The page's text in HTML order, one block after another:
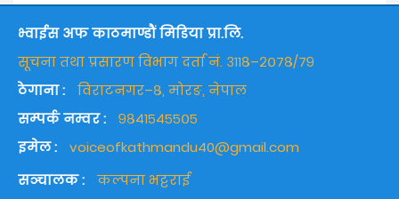
भ्वाईस अफ काठमाण्डौं मिडिया प्रा.लि.
सूचना तथा प्रसारण विभाग दर्ता नं. ३११८–२०७८/७९
ठेगाना :
विराटनगर–८, मोरङ, नेपाल
सम्पर्क नम्वर :
९८४१५४५५०५
इमेल :
voiceofkathmandu40@gmail.com
सञ्चालक :
कल्पना भट्टराई